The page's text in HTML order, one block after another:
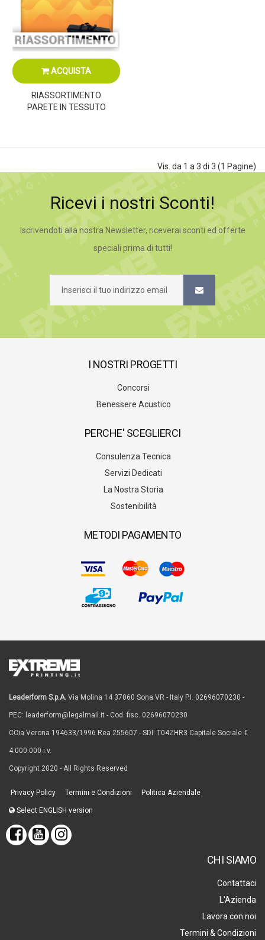
ACQUISTA
RIASSORTIMENTO
PARETE IN TESSUTO
Vis. da 1 a 3 di 3 (1 Pagine)
Ricevi i nostri Sconti!
Iscrivendoti alla nostra Newsletter, riceverai sconti ed offerte
speciali prima di tutti!
I NOSTRI PROGETTI
Concorsi
Benessere Acustico
PERCHE' SCEGLIERCI
Consulenza Tecnica
Servizi Dedicati
La Nostra Storia
Sostenibilità
METODI PAGAMENTO
Leaderform S.p.A. Via Molina 14 37060 Sona VR - Italy P.I. 02696070230 -
PEC: leaderform@legalmail.it - Cod. fisc. 02696070230
CCia Verona 194633/1996 Rea 255607 - SDI: T04ZHR3 Capitale Sociale €
4.000.000 i.v.
Copyright 2020 - All Rights Reserved
Privacy Policy Termini e Condizioni Politica Aziendale
Select ENGLISH version
CHI SIAMO
Contattaci
L'Azienda
Lavora con noi
Termini & Condizioni